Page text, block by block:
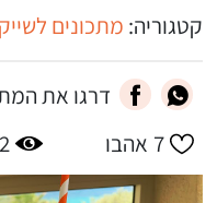
קטגוריה: מתכונים
דרגו את
7 אהבו